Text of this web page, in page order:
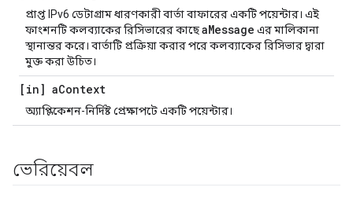
প্রাপ্ত IPv6 ডেটাগ্রাম ধারণকারী বার্তা বাফারের একটি পয়েন্টার। এই
ফাংশনটি কলব্যাকের রিসিভারের কাছেaMessage এর মালিকানা
স্থানান্তর করে। বার্তাটি প্রক্রিয়া করার পরে কলব্যাকের রিসিভার দ্বারা
মুক্ত করা উচিত।
[in] aContext
অ্যাপ্লিকেশন-নির্দিষ্ট প্রেক্ষাপটে একটি পয়েন্টার।
ভেরিয়েবল